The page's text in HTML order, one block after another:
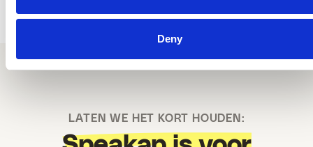
Deny
LATEN WE HET KORT HOUDEN: